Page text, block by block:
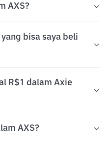
AXS?
bisa saya beli
R$1 dalam Axie
AXS?